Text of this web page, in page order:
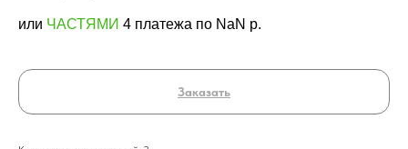
или ЧАСТЯМИ 4 платежа по NaN p.
Заказать